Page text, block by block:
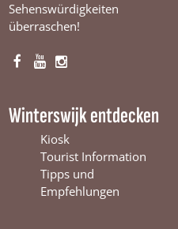
Sehenswürdigkeiten
überraschen!
F
e
Y
T
u
b
e
W
I
t
a
g
r
a
Winterswijk entdecken
Kiosk
Tourist Information
Tipps und
Empfehlungen